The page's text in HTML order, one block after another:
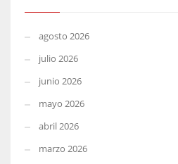
agosto 2026
julio 2026
junio 2026
mayo 2026
abril 2026
marzo 2026